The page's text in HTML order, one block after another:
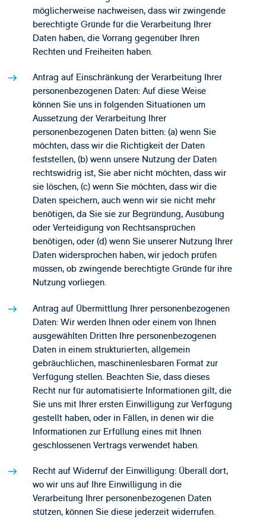
möglicherweise nachweisen, dass wir zwingende
berechtigte Gründe für die Verarbeitung Ihrer
Daten haben, die Vorrang gegenüber Ihren
Rechten und Freiheiten haben.
Antrag auf Einschränkung der Verarbeitung Ihrer
personenbezogenen Daten: Auf diese Weise
können Sie uns in folgenden Situationen um
Aussetzung der Verarbeitung Ihrer
personenbezogenen Daten bitten: (a) wenn Sie
möchten, dass wir die Richtigkeit der Daten
feststellen, (b) wenn unsere Nutzung der Daten
rechtswidrig ist, Sie aber nicht möchten, dass wir
sie löschen, (c) wenn Sie möchten, dass wir die
Daten speichern, auch wenn wir sie nicht mehr
benötigen, da Sie sie zur Begründung, Ausübung
oder Verteidigung von Rechtsansprüchen
benötigen, oder (d) wenn Sie unserer Nutzung Ihrer
Daten widersprochen haben, wir jedoch prüfen
müssen, ob zwingende berechtigte Gründe für ihre
Nutzung vorliegen.
Antrag auf Übermittlung Ihrer personenbezogenen
Daten: Wir werden Ihnen oder einem von Ihnen
ausgewählten Dritten Ihre personenbezogenen
Daten in einem strukturierten, allgemein
gebräuchlichen, maschinenlesbaren Format zur
Verfügung stellen. Beachten Sie, dass dieses
Recht nur für automatisierte Informationen gilt, die
Sie uns mit Ihrer ersten Einwilligung zur Verfügung
gestellt haben, oder in Fällen, in denen wir die
Informationen zur Erfüllung eines mit Ihnen
geschlossenen Vertrags verwendet haben.
Recht auf Widerruf der Einwilligung: Überall dort,
wo wir uns auf Ihre Einwilligung in die
Verarbeitung Ihrer personenbezogenen Daten
stützen, können Sie diese jederzeit widerrufen.